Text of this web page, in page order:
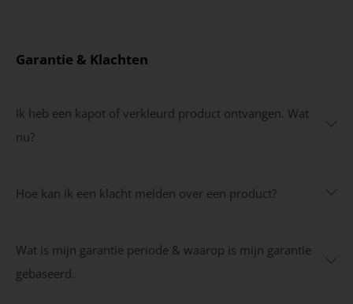
Garantie & Klachten
Ik heb een kapot of verkleurd product ontvangen. Wat
nu?
Hoe kan ik een klacht melden over een product?
Wat is mijn garantie periode & waarop is mijn garantie
gebaseerd.